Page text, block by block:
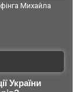
Михайла
України